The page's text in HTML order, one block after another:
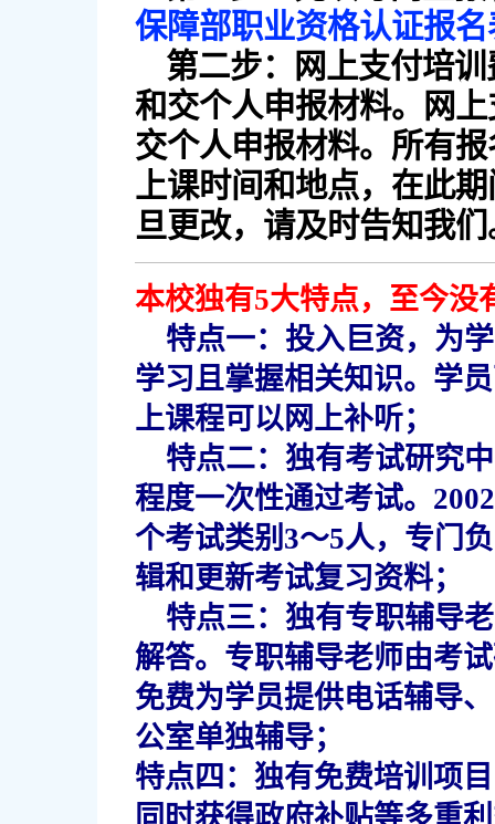
保障部职业资格认证报名
第二步：网上支付培训
和交个人申报材料。网
交个人申报材料。所有
上课时间和地点，在此
旦更改，请及时告知我们
本校独有5大特点，至今没
特点一：投入巨资，为
学习且掌握相关知识。学
上课程可以网上补听；
特点二：独有考试研究
程度一次性通过考试。
个考试类别3～5人，专门
辑和更新考试复习资料；
特点三：独有专职辅导
解答。专职辅导老师由考
免费为学员提供电话辅导
公室单独辅导；
特点四：独有免费培训项
同时获得政府补贴等多重